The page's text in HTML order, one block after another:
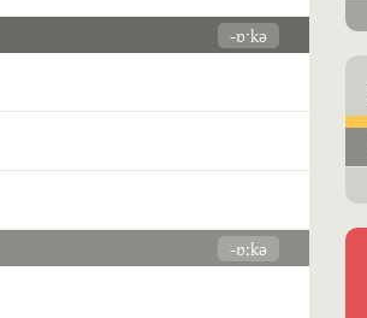
-ɒˑkə
-ɒːkə